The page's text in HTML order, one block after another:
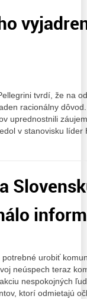
tvrdí, že na
racionálny
uprednostnili
v stanovisku
urobiť
neúspech teraz
nespokojných
ktorí odmietajú